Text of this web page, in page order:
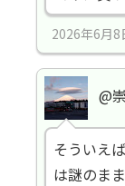
2026年6月
@
そういえ
は謎のま